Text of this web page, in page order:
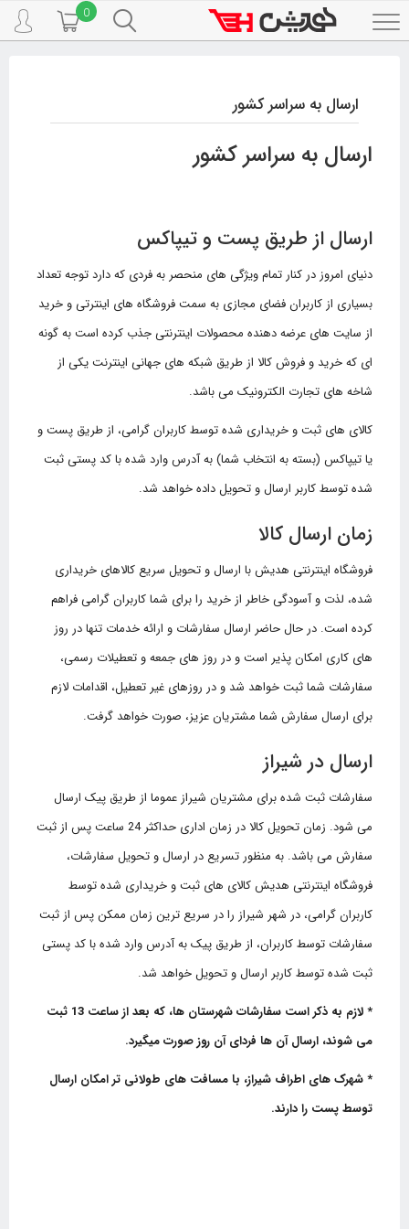
Toggle
navigation
0
ارسال به سراسر کشور
ارسال به سراسر کشور
ارسال از طریق پست و تیپاکس
دنیای امروز در کنار تمام ویژگی های منحصر به فردی که دارد توجه تعداد
بسیاری از کاربران فضای مجازی به سمت فروشگاه های اینترتی و خرید
از سایت های عرضه دهنده محصولات اینترنتی جذب کرده است به گونه
ای که خرید و فروش کالا از طریق شبکه های جهانی اینترنت یکی از
شاخه های تجارت الکترونیک می باشد.
کالای های ثبت و خریداری شده توسط کاربران گرامی، از طریق پست و
یا تیپاکس (بسته به انتخاب شما) به آدرس وارد شده با کد پستی ثبت
شده توسط کاربر ارسال و تحویل داده خواهد شد.
زمان ارسال کالا
فروشگاه اینترنتی هدیش با ارسال و تحویل سریع کالاهای خریداری
شده، لذت و آسودگی خاطر از خرید را برای شما کاربران گرامی فراهم
کرده است. در حال حاضر ارسال سفارشات و ارائه خدمات تنها در روز
های کاری امکان پذیر است و در روز های جمعه و تعطیلات رسمی،
سفارشات شما ثبت خواهد شد و در روزهای غیر تعطیل، اقدامات لازم
برای ارسال سفارش شما مشتریان عزیز، صورت خواهد گرفت.
ارسال در شیراز
سفارشات ثبت شده برای مشتریان شیراز عموما از طریق پیک ارسال
می شود. زمان تحویل کالا در زمان اداری حداکثر 24 ساعت پس از ثبت
سفارش می باشد. به منظور تسریع در ارسال و تحویل سفارشات،
فروشگاه اینترنتی هدیش کالای های ثبت و خریداری شده توسط
کاربران گرامی، در شهر شیراز را در سریع ترین زمان ممکن پس از ثبت
سفارشات توسط کاربران، از طریق پیک به آدرس وارد شده با کد پستی
ثبت شده توسط کاربر ارسال و تحویل خواهد شد.
* لازم به ذکر است سفارشات شهرستان ها، که بعد از ساعت 13 ثبت
می شوند، ارسال آن ها فردای آن روز صورت میگیرد.
* شهرک های اطراف شیراز، با مسافت های طولانی تر امکان ارسال
توسط پست را دارند.